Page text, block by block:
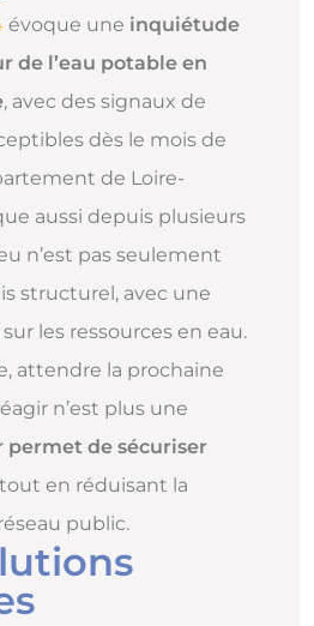
évoque une inquiétude
de l’eau potable en
, avec des signaux de
dès le mois de
de Loire-
aussi depuis plusieurs
n’est pas seulement
structurel, avec une
les ressources en eau.
attendre la prochaine
n’est plus une
permet de sécuriser
tout en réduisant la
public.